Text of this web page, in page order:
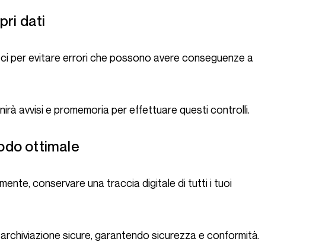
dati
avvisi e promemoria per effettuare questi controlli.
ottimale
sicure, garantendo sicurezza e conformità.